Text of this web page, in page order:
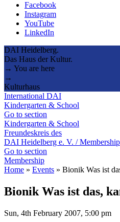
Facebook
Instagram
YouTube
LinkedIn
DAI Heidelberg.
Das Haus der Kultur.
→ You are here
→
Kulturhaus
International DAI
Kindergarten & School
Go to section
Kindergarten & School
Freundeskreis des
DAI Heidelberg e. V. / Membership
Go to section
Membership
Home » Events » Bionik Was ist
Bionik Was ist das,
Sun, 4th February 2007, 5:00 pm